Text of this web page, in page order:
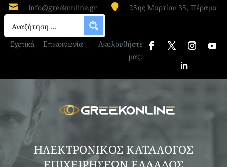
 info@greekonline.gr  25ης Μαρτίου 35, Πέραμα
Σχετικά Επικοινωνία
Ακολουθήστε
μας:
ΗΛΕΚΤΡΟΝΙΚΟΣ ΚΑΤΑΛΟΓΟΣ